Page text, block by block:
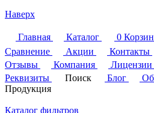
Наверх
Главная Каталог 0
Сравнение
Акции Контакты
Отзывы
Компания Лицензии
Реквизиты
Поиск Блог
Продукция
Каталог фильтров